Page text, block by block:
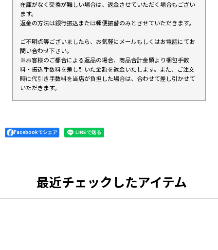
在庫がなく交換が難しい場合は、返金させていただく場合もござい
ます。
返金の方法は銀行振込または郵便振替のみとさせていただきます。
ご不明点等ございましたら、お気軽にメールもしくはお電話にてお
問い合わせ下さい。
※お客様のご都合による返品の場合、商品合計金額より梱包手数
料・振込手数料を差し引いた金額を返金いたします。また、ご注文
時に代引き手数料を当店が負担した場合は、合わせて差し引かせて
いただきます。
Facebookでシェア
最近チェックしたアイテム